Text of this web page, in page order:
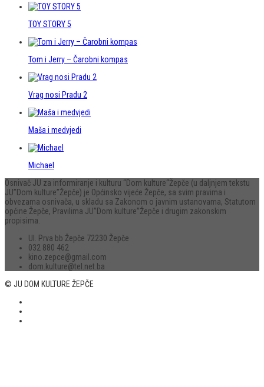
TOY STORY 5
Tom i Jerry – Čarobni kompas
Vrag nosi Pradu 2
Maša i medvjedi
Michael
Osnivač JU za informiranje i kulturu “Dom kulture“Žepče (u daljnjem tekstu
JU”Dom kulture”Žepče) je Općinsko vijeće Žepče, sa svim pravima i
obvezama osnivača, u skladu sa Zakonom o javnim ustanovama, Statutom
općine Žepče, Pravilima JU”Dom kulture”Žepče i drugim zakonskim
propisima.
Ul. Prva bb Žepče 72230 Žepče
032 880 462
kino.zepce@gmail.com
dom.kulture@tel.net.ba
© JU DOM KULTURE ŽEPČE